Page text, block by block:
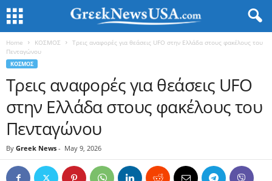
Home ΚΟΣΜΟΣ
Τρεις αναφορές για θεάσεις UFO στην Ελλάδα στους φακέλους του
Πενταγώνου
ΚΟΣΜΟΣ
Τρεις αναφορές για θεάσεις UFO
στην Ελλάδα στους φακέλους του
Πενταγώνου
By Greek News - May 9, 2026